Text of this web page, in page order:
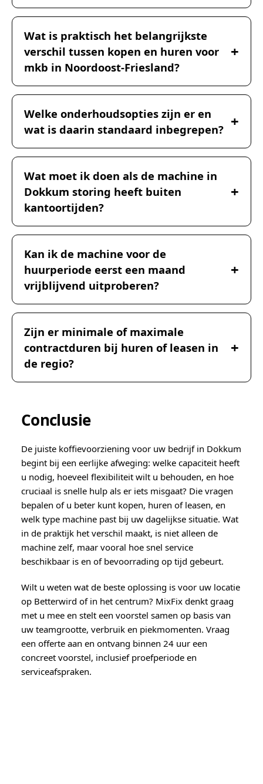
Wat is praktisch het belangrijkste
verschil tussen kopen en huren voor
mkb in Noordoost-Friesland?
Welke onderhoudsopties zijn er en
wat is daarin standaard inbegrepen?
Wat moet ik doen als de machine in
Dokkum storing heeft buiten
kantoortijden?
Kan ik de machine voor de
huurperiode eerst een maand
vrijblijvend uitproberen?
Zijn er minimale of maximale
contractduren bij huren of leasen in
de regio?
Conclusie
De juiste koffievoorziening voor uw bedrijf in Dokkum
begint bij een eerlijke afweging: welke capaciteit heeft
u nodig, hoeveel flexibiliteit wilt u behouden, en hoe
cruciaal is snelle hulp als er iets misgaat? Die vragen
bepalen of u beter kunt kopen, huren of leasen, en
welk type machine past bij uw dagelijkse situatie. Wat
in de praktijk het verschil maakt, is niet alleen de
machine zelf, maar vooral hoe snel service
beschikbaar is en of bevoorrading op tijd gebeurt.
Wilt u weten wat de beste oplossing is voor uw locatie
op Betterwird of in het centrum? MixFix denkt graag
met u mee en stelt een voorstel samen op basis van
uw teamgrootte, verbruik en piekmomenten. Vraag
een offerte aan en ontvang binnen 24 uur een
concreet voorstel, inclusief proefperiode en
serviceafspraken.